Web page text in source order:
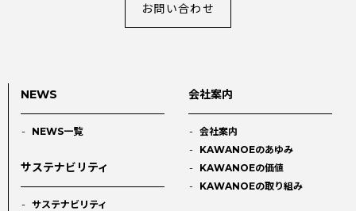
お問い合わせ
NEWS
NEWS一覧
サステナビリティ
サステナビリティ
会社案内
会社案内
KAWANOEのあゆみ
KAWANOEの価値
KAWANOEの取り組み